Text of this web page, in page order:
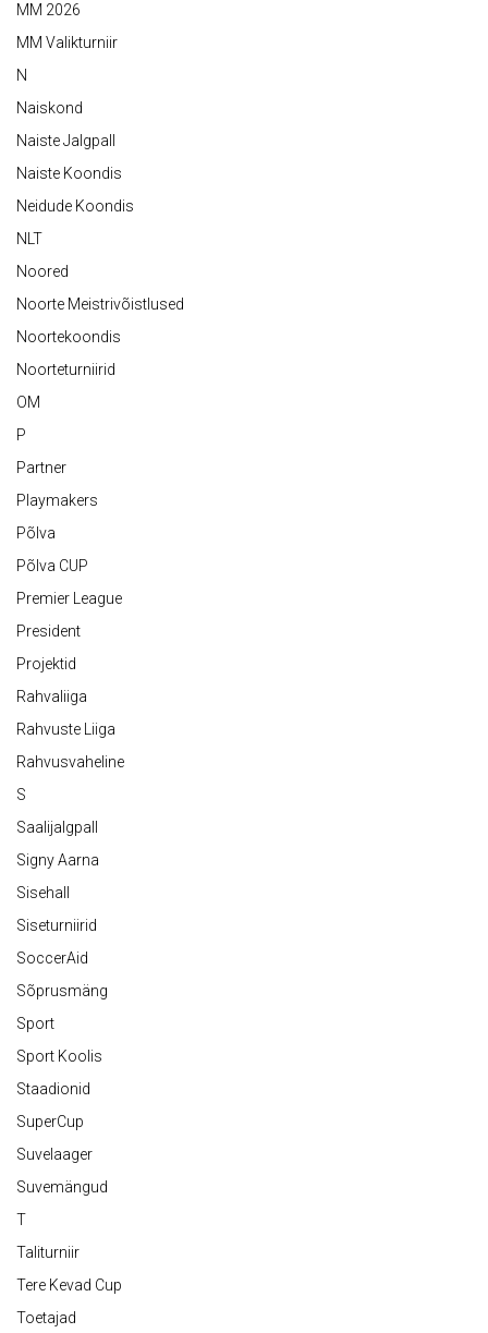
MM 2026
MM Valikturniir
N
Naiskond
Naiste Jalgpall
Naiste Koondis
Neidude Koondis
NLT
Noored
Noorte Meistrivõistlused
Noortekoondis
Noorteturniirid
OM
P
Partner
Playmakers
Põlva
Põlva CUP
Premier League
President
Projektid
Rahvaliiga
Rahvuste Liiga
Rahvusvaheline
S
Saalijalgpall
Signy Aarna
Sisehall
Siseturniirid
SoccerAid
Sõprusmäng
Sport
Sport Koolis
Staadionid
SuperCup
Suvelaager
Suvemängud
T
Taliturniir
Tere Kevad Cup
Toetajad